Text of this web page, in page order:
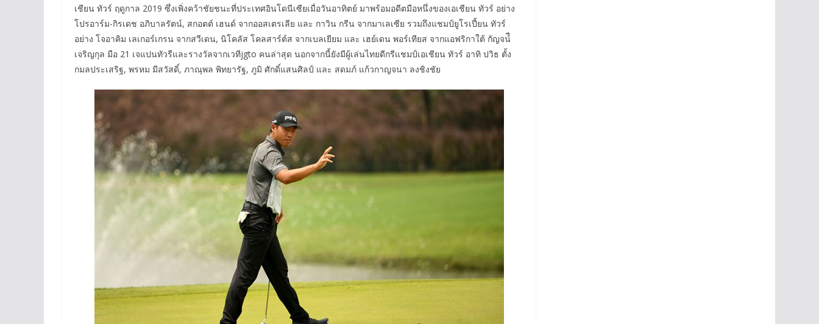
เชียน ทัวร์ ฤดูกาล 2019 ซึ่งเพิ่งคว้าชัยชนะที่ประเทศอินโดนีเซียเมื่อวันอาทิตย์ มาพร้อมอดีตมือหนึ่งของเอเชียน ทัวร์ อย่าง
โปรอาร์ม-กิรเดช อภิบาลรัตน์, สกอตต์ เฮนด์ จากออสเตรเลีย และ กาวิน กรีน จากมาเลเซีย รวมถึงแชมป์ยูโรเปี้ยน ทัวร์
อย่าง โจอาคิม เลเกอร์เกรน จากสวีเดน, นิโคลัส โคลสาร์ต์ส จากเบลเยียม และ เฮย์เดน พอร์เทียส จากแอฟริกาใต้ กัญจน์ื
เจริญกุล มือ 21 เจแปนทัวรืและรางวัลจากเวทีjgto คนล่าสุด นอกจากนี้ยังมีผู้เล่นไทยดีกรีแชมป์เอเชียน ทัวร์ อาทิ ปวิธ ตั้ง
กมลประเสริฐ, พรหม มีสวัสดิ์, ภาณุพล พิทยารัฐ, ภูมิ ศักดิ์แสนศิลป์ และ สดมภ์ แก้วกาญจนา ลงชิงชัย